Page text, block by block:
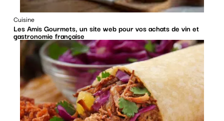
Cuisine
Les Amis Gourmets, un site web pour vos achats de vin et
gastronomie française